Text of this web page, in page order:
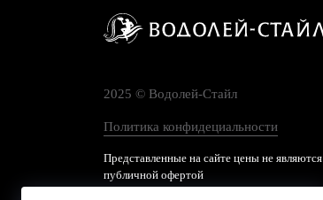
2025 © Водолей-Cтайл
Политика конфидециальности
Представленные на сайте цены не являются
публичной офертой